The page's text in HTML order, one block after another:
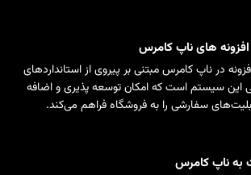
های ناپ کامرس
در ناپ کامرس مبتنی بر پیروی از استانداردهای
این سیستم است که امکان توسعه پذیری و اضافه
سفارشی را به فروشگاه فراهم می‌کند.
به ناپ کامرس